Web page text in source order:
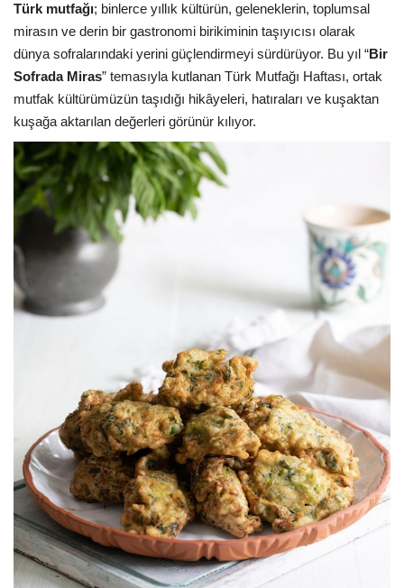
Video Tanıtım
Köşe Yazarları
Galeri
Türk mutfağı; binlerce yıllık kültürün, geleneklerin, toplumsal
mirasın ve derin bir gastronomi birikiminin taşıyıcısı olarak
dünya sofralarındaki yerini güçlendirmeyi sürdürüyor. Bu yıl “Bir
Sofrada Miras” temasıyla kutlanan Türk Mutfağı Haftası, ortak
mutfak kültürümüzün taşıdığı hikâyeleri, hatıraları ve kuşaktan
kuşağa aktarılan değerleri görünür kılıyor.